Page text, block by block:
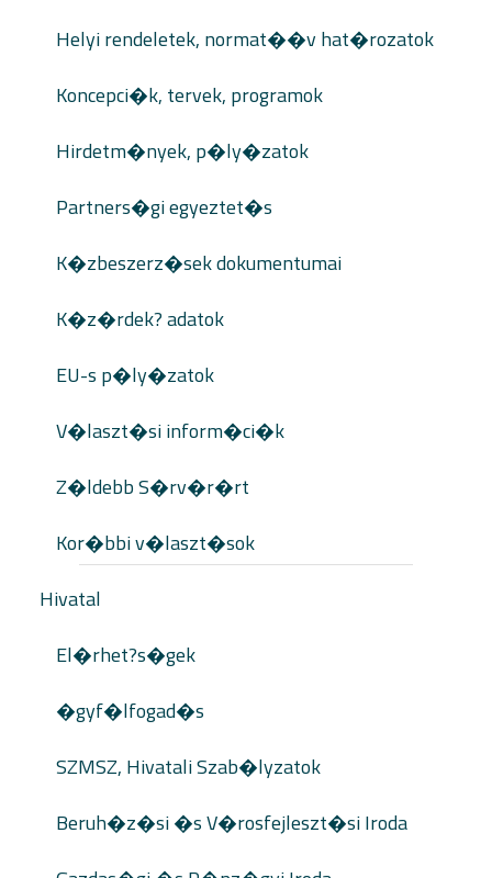
Helyi rendeletek, normat��v hat�rozatok
Koncepci�k, tervek, programok
Hirdetm�nyek, p�ly�zatok
Partners�gi egyeztet�s
K�zbeszerz�sek dokumentumai
K�z�rdek? adatok
EU-s p�ly�zatok
V�laszt�si inform�ci�k
Z�ldebb S�rv�r�rt
Kor�bbi v�laszt�sok
Hivatal
El�rhet?s�gek
�gyf�lfogad�s
SZMSZ, Hivatali Szab�lyzatok
Beruh�z�si �s V�rosfejleszt�si Iroda